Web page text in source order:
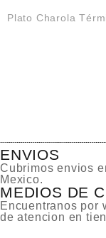
Plato Charola
ENVIOS
Cubrimos envios
Mexico.
MEDIOS DE
Encuentranos por
de atencion en